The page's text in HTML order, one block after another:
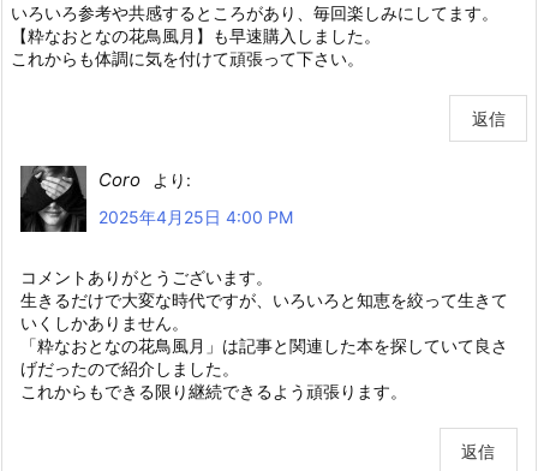
いろいろ参考や共感するところがあり、毎回楽しみにしてます。
【粋なおとなの花鳥風月】も早速購入しました。
これからも体調に気を付けて頑張って下さい。
返信
Coro
より:
2025年4月25日 4:00 PM
コメントありがとうございます。
生きるだけで大変な時代ですが、いろいろと知恵を絞って生きて
いくしかありません。
「粋なおとなの花鳥風月」は記事と関連した本を探していて良さ
げだったので紹介しました。
これからもできる限り継続できるよう頑張ります。
返信